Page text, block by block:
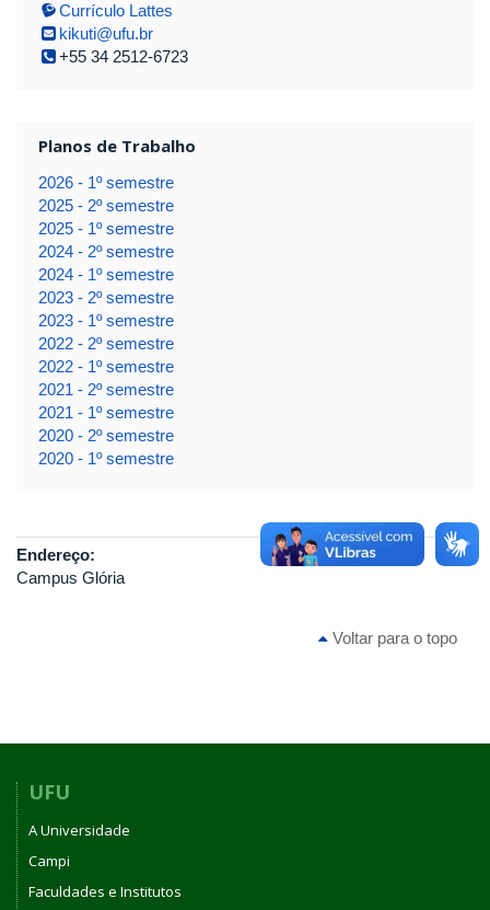
Currículo Lattes
kikuti@ufu.br
+55 34 2512-6723
Planos de Trabalho
2026 - 1º semestre
2025 - 2º semestre
2025 - 1º semestre
2024 - 2º semestre
2024 - 1º semestre
2023 - 2º semestre
2023 - 1º semestre
2022 - 2º semestre
2022 - 1º semestre
2021 - 2º semestre
2021 - 1º semestre
2020 - 2º semestre
2020 - 1º semestre
Endereço:
Campus Glória
Voltar para o topo
UFU
A Universidade
Campi
Faculdades e Institutos